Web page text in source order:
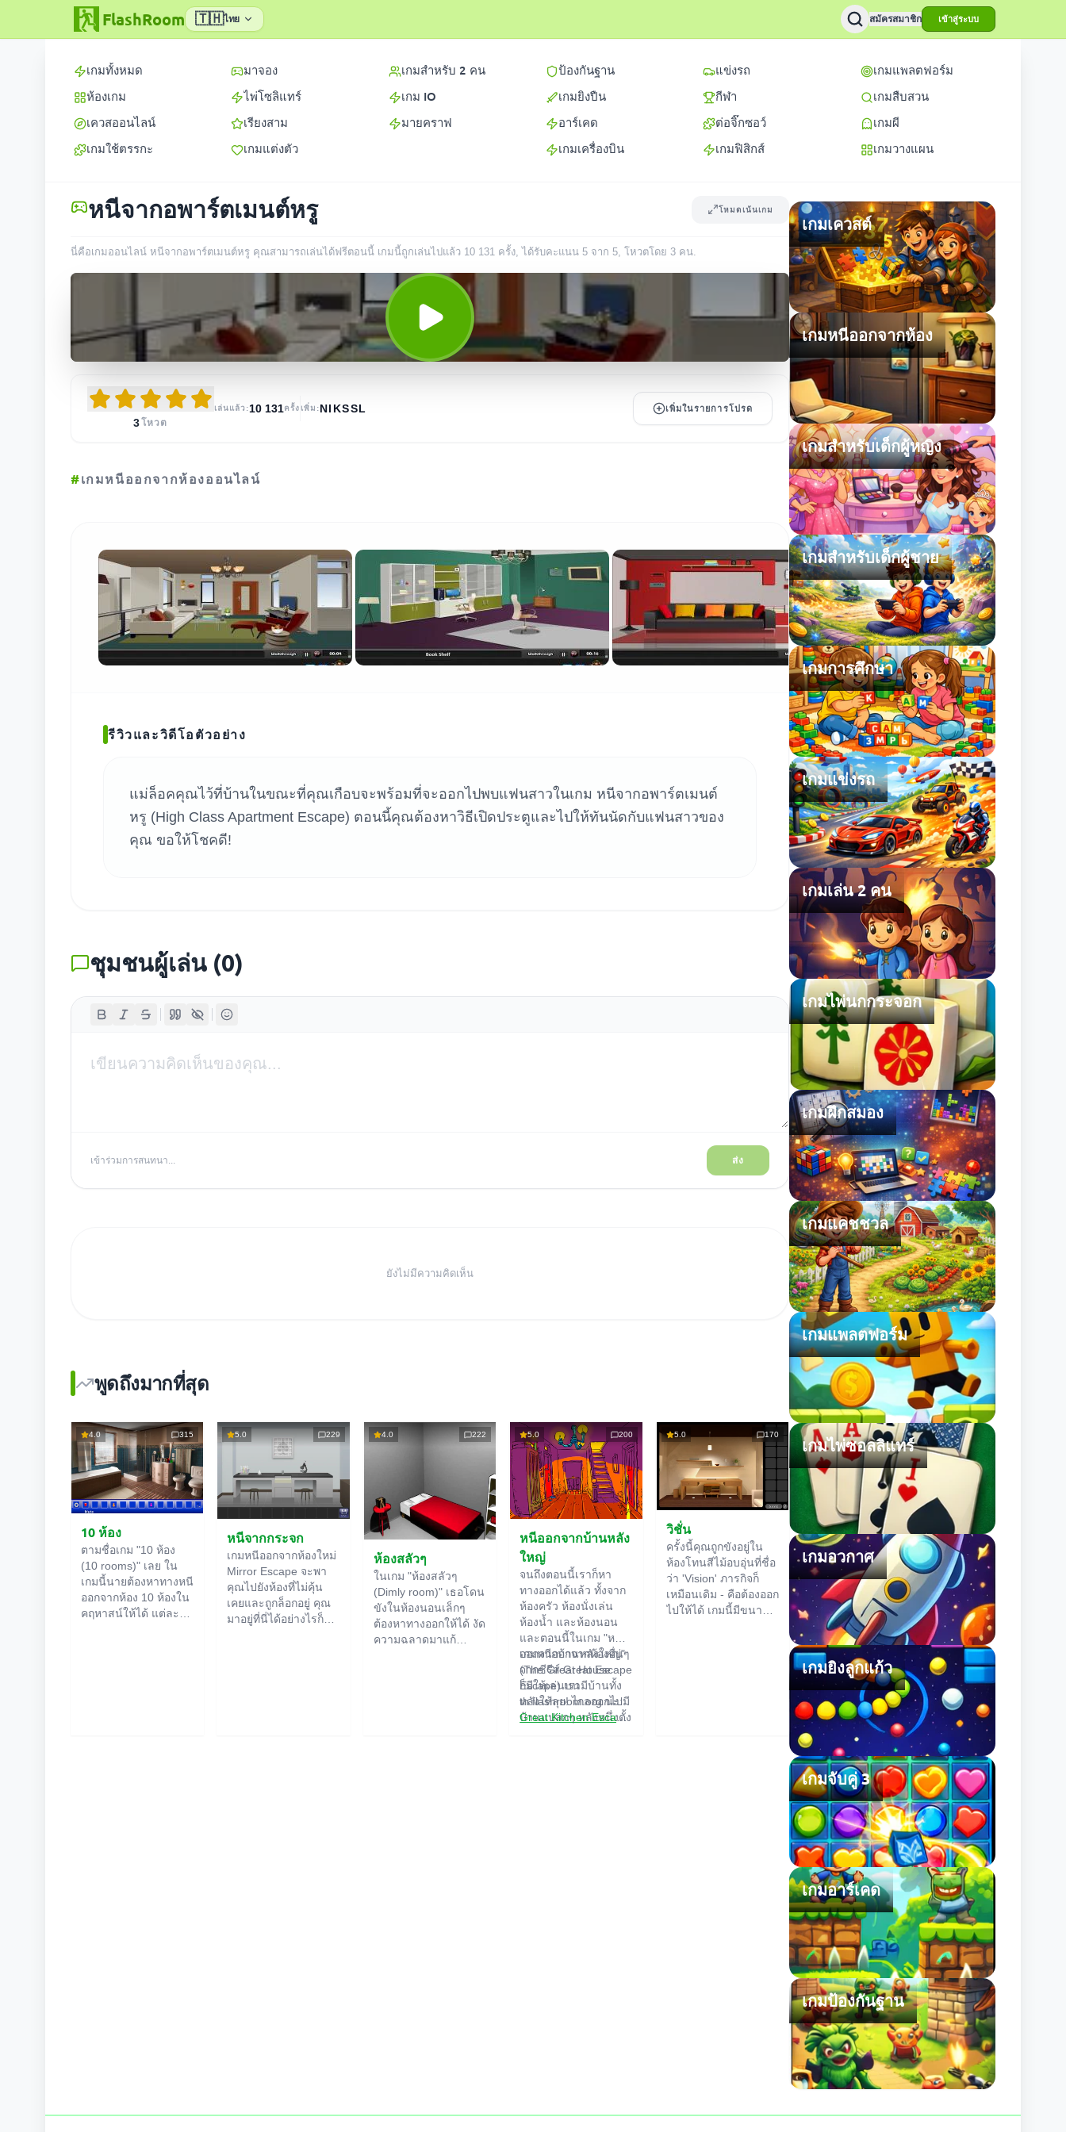
FlashRoom 🇹🇭ไทย สมัครสมาชิก เข้าสู่ระบบ
ค้นหาเกม
เกมทั้งหมด
ห้องเกม
เควสออนไลน์
เกมใช้ตรรกะ
มาจอง
ไพ่โซลิแทร์
เรียงสาม
เกมแต่งตัว
เกมสำหรับ 2 คน
เกม IO
มายคราฟ
ป้องกันฐาน
เกมยิงปืน
อาร์เคด
เกมเครื่องบิน
แข่งรถ
กีฬา
ต่อจิ๊กซอว์
เกมฟิสิกส์
เกมแพลตฟอร์ม
เกมสืบสวน
เกมผี
เกมวางแผน
หนีจากอพาร์ตเมนต์หรู โหมดเน้นเกม
นี่คือเกมออนไลน์ หนีจากอพาร์ตเมนต์หรู คุณสามารถเล่นได้ฟรีตอนนี้ เกมนี้ถูกเล่นไปแล้ว 10 131 ครั้ง, ได้รับคะแนน 5 จาก 5, โหวตโดย 3 คน.
3โหวต
เล่นแล้ว:10 131ครั้ง เพิ่ม:NIKSSL เพิ่มในรายการโปรด
#เกมหนีออกจากห้องออนไลน์
รีวิวและวิดีโอตัวอย่าง
แม่ล็อคคุณไว้ที่บ้านในขณะที่คุณเกือบจะพร้อมที่จะออกไปพบแฟนสาวในเกม หนีจากอพาร์ตเมนต์
หรู (High Class Apartment Escape) ตอนนี้คุณต้องหาวิธีเปิดประตูและไปให้ทันนัดกับแฟนสาวของ
คุณ ขอให้โชคดี!
ชุมชนผู้เล่น (0)
เข้าร่วมการสนทนา... ส่ง
ยังไม่มีความคิดเห็น
พูดถึงมากที่สุด
4.0 315
10 ห้อง
ตามชื่อเกม "10 ห้อง
(10 rooms)" เลย ใน
เกมนี้นายต้องหาทางหนี
ออกจากห้อง 10 ห้องใน
คฤหาสน์ให้ได้ แต่ละ
5.0 229
หนีจากกระจก
เกมหนีออกจากห้องใหม่
Mirror Escape จะพา
คุณไปยังห้องที่ไม่คุ้น
เคยและถูกล็อกอยู่ คุณ
มาอยู่ที่นี่ได้อย่างไรก็
4.0 222
ห้องสลัวๆ
ในเกม "ห้องสลัวๆ
(Dimly room)" เธอโดน
ขังในห้องนอนเล็กๆ
ต้องหาทางออกให้ได้ งัด
ความฉลาดมาแก้
5.0 200
หนีออกจากบ้านหลัง
ใหญ่
จนถึงตอนนี้เราก็หา
ทางออกได้แล้ว ทั้งจาก
ห้องครัว ห้องนั่งเล่น
ห้องน้ำ และห้องนอน
และตอนนี้ในเกม "หนี
ออกจากบ้านหลังใหญ่"
(The Great House
Escape) เรามีบ้านทั้ง
หลังให้ลุย! ไกลออกไปมี
บ้านแปลกๆ หลังหนึ่งตั้ง
เกมหนีออกจากห้องอื่นๆ
จากซีรีส์ Great Escape
ก็มีให้เล่นบน
th.flashroom.org นะ:
Great Kitchen Escape
5.0 170
วิชั่น
ครั้งนี้คุณถูกขังอยู่ใน
ห้องโทนสีไม้อบอุ่นที่ชื่อ
ว่า 'Vision' ภารกิจก็
เหมือนเดิม - คือต้องออก
ไปให้ได้ เกมนี้มีขนาด
เกมเควสต์
เกมหนีออกจากห้อง
เกมสำหรับเด็กผู้หญิง
เกมสำหรับเด็กผู้ชาย
เกมการศึกษา
เกมแข่งรถ
เกมเล่น 2 คน
เกมไพ่นกกระจอก
เกมฝึกสมอง
เกมแคชชวล
เกมแพลตฟอร์ม
เกมไพ่ซอลลิแทร์
เกมอวกาศ
เกมยิงลูกแก้ว
เกมจับคู่ 3
เกมอาร์เคด
เกมป้องกันฐาน